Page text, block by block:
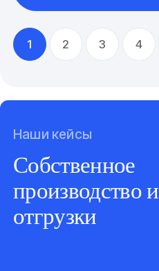
1 2 3 4
Наши кейсы
Собственное
производство и
отгрузки